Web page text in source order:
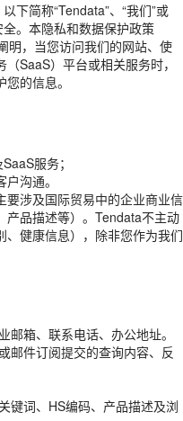
下简称“Tendata”、“我们”或
。本隐私和数据保护政策
明，当您访问我们的网站、使
SaaS）平台或相关服务时，
的信息。
服务；
沟通。
要涉及国际贸易中的企业商业信
产品描述等）。Tendata不主动
健康信息），除非您作为我们
箱、联系电话、办公地址。
邮件订阅提交的查询内容、反
键词、HS编码、产品描述及浏